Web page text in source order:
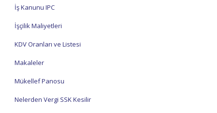
İş Kanunu IPC
İşçilik Maliyetleri
KDV Oranları ve Listesi
Makaleler
Mükellef Panosu
Nelerden Vergi SSK Kesilir